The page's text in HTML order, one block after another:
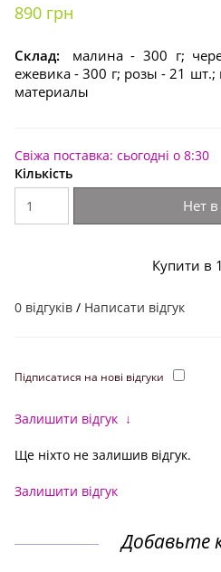
890 грн
Склад:
малина - 300 г;
ежевика - 300 г; розы - 21 шт.;
материалы
Свіжа поставка: сьогодні о 8:30
Кількість
Нет
Купити в
0 відгуків / Написати відгук
Підписатися на нові відгуки
Залишити відгук ↓
Ще ніхто не залишив відгук.
Залишити відгук
Добавьте